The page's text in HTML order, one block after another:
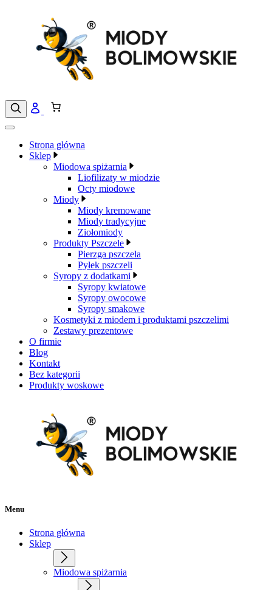
Strona główna
Sklep
Miodowa spiżarnia
Liofilizaty w miodzie
Octy miodowe
Miody
Miody kremowane
Miody tradycyjne
Ziołomiody
Produkty Pszczele
Pierzga pszczela
Pyłek pszczeli
Syropy z dodatkami
Syropy kwiatowe
Syropy owocowe
Syropy smakowe
Kosmetyki z miodem i produktami pszczelimi
Zestawy prezentowe
O firmie
Blog
Kontakt
Bez kategorii
Produkty woskowe
Menu
Strona główna
Sklep
Miodowa spiżarnia